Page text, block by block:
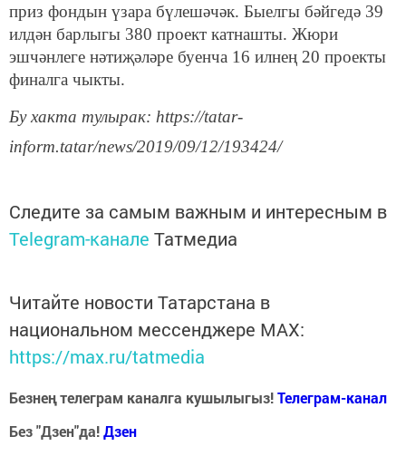
приз фондын үзара бүлешәчәк. Быелгы бәйгедә 39
илдән барлыгы 380 проект катнашты. Жюри
эшчәнлеге нәтиҗәләре буенча 16 илнең 20 проекты
финалга чыкты.
Бу хакта тулырак: https://tatar-
inform.tatar/news/2019/09/12/193424/
Следите за самым важным и интересным в
Telegram-канале Татмедиа
Читайте новости Татарстана в
национальном мессенджере MАХ:
https://max.ru/tatmedia
Безнең телеграм каналга кушылыгыз!Телеграм-канал
Без "Дзен"да!Дзен